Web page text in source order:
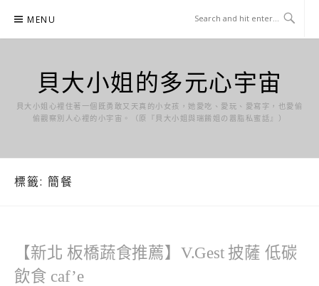
content
MENU
貝大小姐的多元心宇宙
貝大小姐心裡住著一個既勇敢又天真的小女孩，她愛吃、愛玩、愛寫字，也愛偷
偷觀察別人心裡的小宇宙。（原『貝大小姐與瑞餚姐の囂脂私蜜話』）
標籤: 簡餐
【新北 板橋蔬食推薦】V.Gest 披薩 低碳
飲食 caf’e